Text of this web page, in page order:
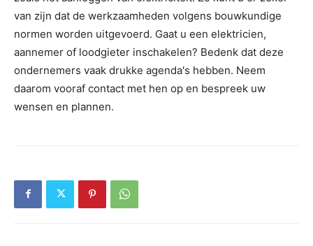
van zijn dat de werkzaamheden volgens bouwkundige
normen worden uitgevoerd. Gaat u een elektricien,
aannemer of loodgieter inschakelen? Bedenk dat deze
ondernemers vaak drukke agenda's hebben. Neem
daarom vooraf contact met hen op en bespreek uw
wensen en plannen.